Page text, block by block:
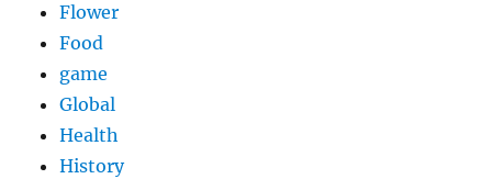
Flower
Food
game
Global
Health
History